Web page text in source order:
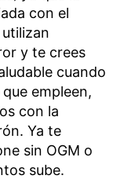
con el
y te crees
cuando
empleen,
con la
Ya te
sin OGM o
sube.